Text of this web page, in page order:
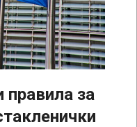
правила за